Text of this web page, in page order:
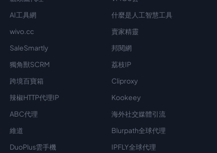
AI工具網
什麼是人工智慧工具
wivo.cc
賣家精靈
SaleSmartly
邦閱網
獨角獸SCRM
荔枝IP
跨境百寶箱
Cliproxy
辣椒HTTP代理IP
Kookeey
ABC代理
海外社交媒體引流
維道
Blurpath全球代理
DuoPlus雲手機
IPFLY全球代理